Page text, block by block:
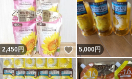
2,450 円 いいね！
5,000円